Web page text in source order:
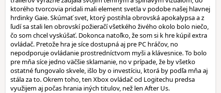
ktorého tvorcovia pridali mali element svetla v podobe našej hlavnej
hrdinky Gaie. Skúmať svet, ktorý postihla obrovská apokalypsa a z
ľudí sa stali len obrovskí požieračí všetkého živého okolo bolo niečo,
čo som chcel vyskúšať. Dokonca natoľko, že som si k hre kúpil extra
ovládač. Pretože hra je síce dostupná aj pre PC hráčov, no
nepodporuje ovládanie prostredníctvom myši a klávesnice. To bolo
pre mňa síce jedno väčšie sklamanie, no v prípade, že by všetko
ostatné fungovalo skvele, išlo by o investíciu, ktorá by podľa mňa aj
stála za to. Okrem toho, ten Xbox ovládač od Logitechu predsa
využijem aj počas hrania iných titulov, než len After Us.